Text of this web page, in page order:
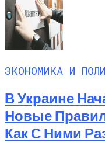
ЭКОНОМИКА И
В Украине
Новые
Как С Ними